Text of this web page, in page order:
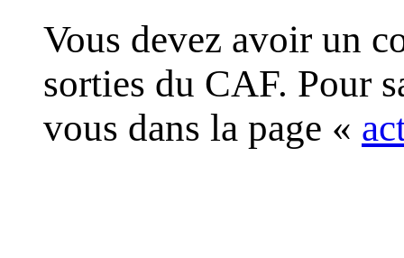
Vous devez avoir un
sorties du CAF. Pour
vous dans la page «